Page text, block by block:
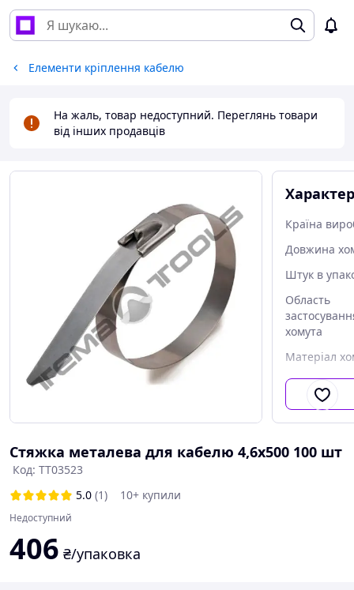
Елементи кріплення кабелю
На жаль, товар недоступний. Переглянь товари
від інших продавців
Країна
Довжина
Штук в
Область
хомута
Матеріал
Стяжка металева для кабелю 4,6x500 100 шт
Код: ТТ03523
5.0 (1) 10+ купили
Недоступний
406 ₴/упаковка